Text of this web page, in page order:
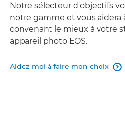
Notre sélecteur d'objectifs
notre gamme et vous aidera
convenant le mieux à votre
appareil photo EOS.
Aidez-moi à faire mon choix 